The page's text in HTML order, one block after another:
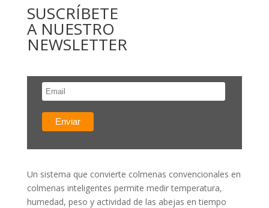
SUSCRÍBETE
A NUESTRO
NEWSLETTER
Un sistema que convierte colmenas convencionales en
colmenas inteligentes permite medir temperatura,
humedad, peso y actividad de las abejas en tiempo